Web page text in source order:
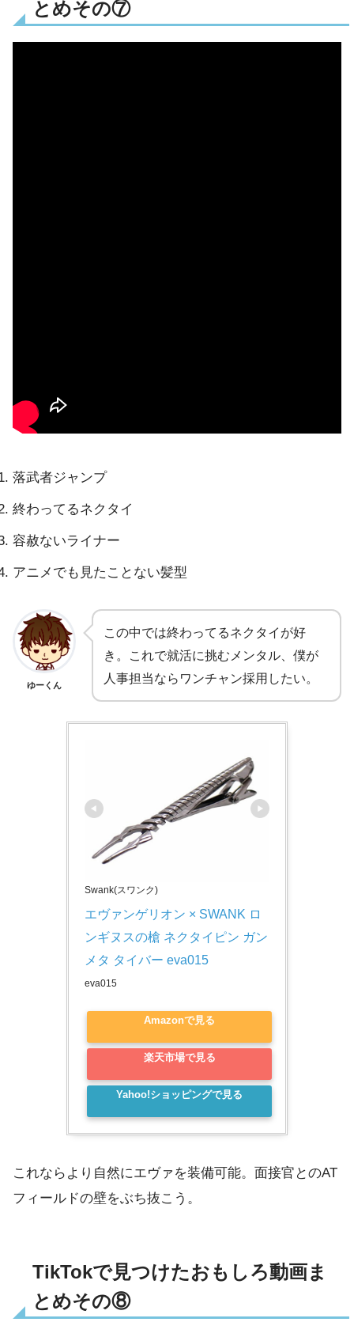
とめその⑦
落武者ジャンプ
終わってるネクタイ
容赦ないライナー
アニメでも見たことない髪型
ゆーくん
この中では終わってるネクタイが好
き。これで就活に挑むメンタル、僕が
人事担当ならワンチャン採用したい。
Swank(スワンク)
エヴァンゲリオン × SWANK ロ
ンギヌスの槍 ネクタイピン ガン
メタ タイバー eva015
eva015
Amazonで見る
楽天市場で見る
Yahoo!ショッピングで見る
これならより自然にエヴァを装備可能。面接官とのAT
フィールドの壁をぶち抜こう。
TikTokで見つけたおもしろ動画ま
とめその⑧